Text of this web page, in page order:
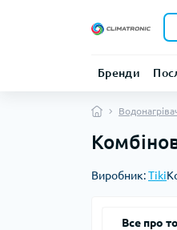
Бренди
Виробник:Tiki
Все про